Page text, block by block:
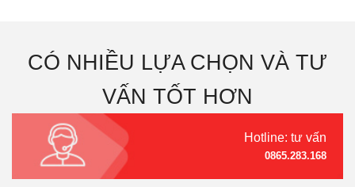
CÓ NHIỀU LỰA CHỌN VÀ TƯ
VẤN TỐT HƠN
Hotline: tư vấn
0865.283.168